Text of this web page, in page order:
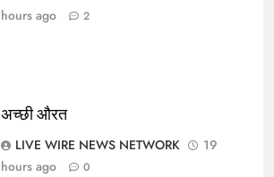
hours ago
2
अच्छी औरत
LIVE WIRE NEWS NETWORK
19
hours ago
0